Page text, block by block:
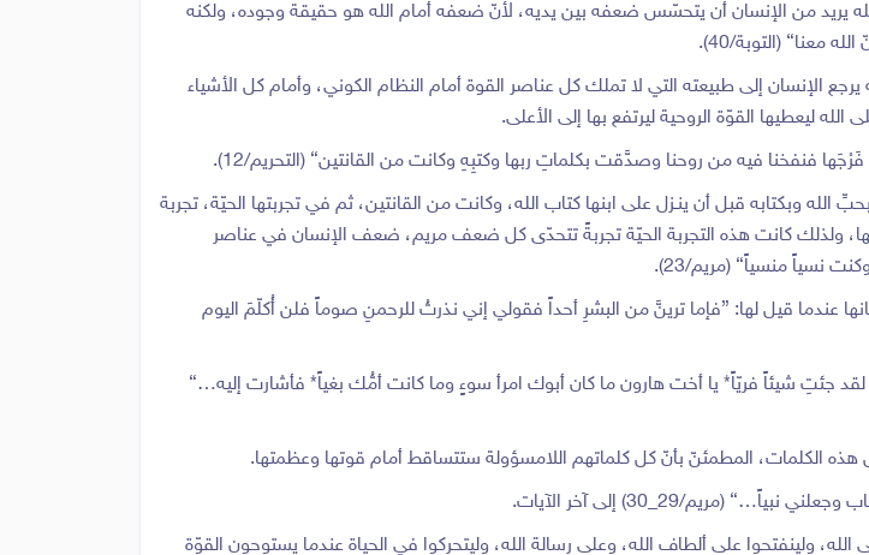
يريد من الإنسان أن يتحسّس ضعفه بين يديه، لأنّ ضعفه أمام الله هو حقيقة وجوده، ولكنه
معنا} (التوبة/40).
الإنسان إلى طبيعته التي لا تملك كل عناصر القوة أمام النظام الكوني، وأمام كل الأشياء
ليعطيها القوّة الروحية ليرتفع بها إلى الأعلى.
فنفخنا فيه من روحنا وصدَّقت بكلماتِ ربها وكتبِهِ وكانت من القانتين} (التحريم/12).
الله وبكتابه قبل أن ينـزل على ابنها كتاب الله، وكانت من القانتين، ثم في تجربتها الحيّة، تجربة
لها، ولذلك كانت هذه التجربة الحيّة تجربةً تتحدّى كل ضعف مريم، ضعف الإنسان في عناصر
نسياً منسياً} (مريم/23).
عندما قيل لها: {فإما ترينَّ من البشرِ أحداً فقولي إني نذرتُ للرحمنِ صوماً فلن أُكلّمَ اليوم
جئتِ شيئاً فريّاً* يا أخت هارون ما كان أبوك امرأ سوءٍ وما كانت أمُّك بغياً* فأشارت إليه…}
الكلمات، المطمئنّ بأنّ كل كلماتهم اللامسؤولة ستتساقط أمام قوتها وعظمتها.
(مريم/29_30) إلى آخر الآيات.
ولينفتحوا على ألطاف الله، وعلى رسالة الله، وليتحركوا في الحياة عندما يستوحون القوّة